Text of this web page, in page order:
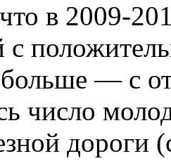
в 2009-
с
больше — с
число
дороги